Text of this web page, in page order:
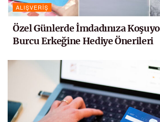
ALIŞVERIŞ
Özel Günlerde İmdadınıza
Burcu Erkeğine Hediye Önerileri